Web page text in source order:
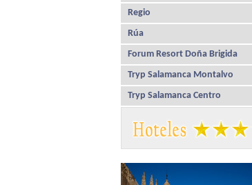
Regio
Rúa
Forum Resort Doña Brigida
Tryp Salamanca Montalvo
Tryp Salamanca Centro